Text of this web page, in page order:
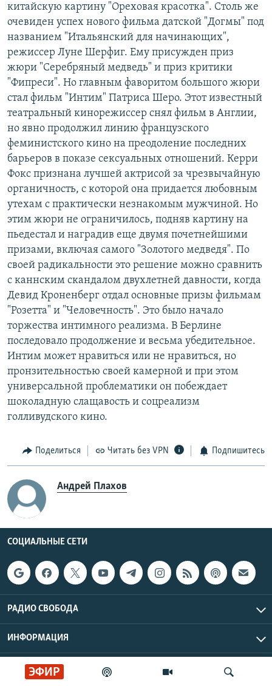
ЭФИР
китайскую картину "Ореховая красотка". Столь же
очевиден успех нового фильма датской "Догмы" под
названием "Итальянский для начинающих",
режиссер Луне Шерфиг. Ему присужден приз
жюри "Серебряный медведь" и приз критики
"Фипреси". Но главным фаворитом большого жюри
стал фильм "Интим" Патриса Шеро. Этот известный
театральный кинорежиссер снял фильм в Англии,
но явно продолжил линию французского
феминистского кино на преодоление последних
барьеров в показе сексуальных отношений. Керри
Фокс признана лучшей актрисой за чрезвычайную
органичность, с которой она придается любовным
утехам с практически незнакомым мужчиной. Но
этим жюри не ограничилось, подняв картину на
пьедестал и наградив еще двумя почетнейшими
призами, включая самого "Золотого медведя". По
своей радикальности это решение можно сравнить
с каннским скандалом двухлетней давности, когда
Девид Кроненберг отдал основные призы фильмам
"Розетта" и "Человечность". Это было начало
торжества интимного реализма. В Берлине
последовало продолжение и весьма убедительное.
Интим может нравиться или не нравиться, но
пронзительностью своей камерной и при этом
универсальной проблематики он побеждает
шоколадную слащавость и соцреализм
голливудского кино.
Поделиться Читать без VPN Подпишитесь
Андрей Плахов
СОЦИАЛЬНЫЕ СЕТИ
РАДИО СВОБОДА
ИНФОРМАЦИЯ
Радио Свобода © 2026 RFE/RL, Inc. | Все права защищены.